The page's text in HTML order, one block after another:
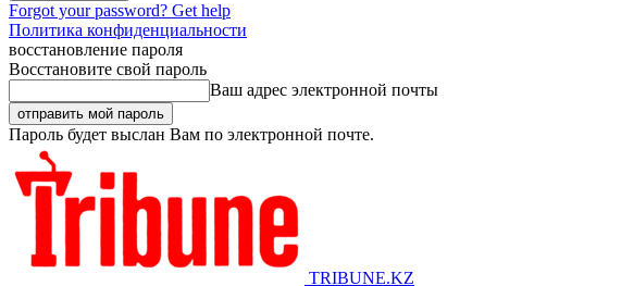
Forgot your password? Get help
Политика конфиденциальности
восстановление пароля
Восстановите свой пароль
Ваш адрес электронной почты
Пароль будет выслан Вам по электронной почте.
TRIBUNE.KZ